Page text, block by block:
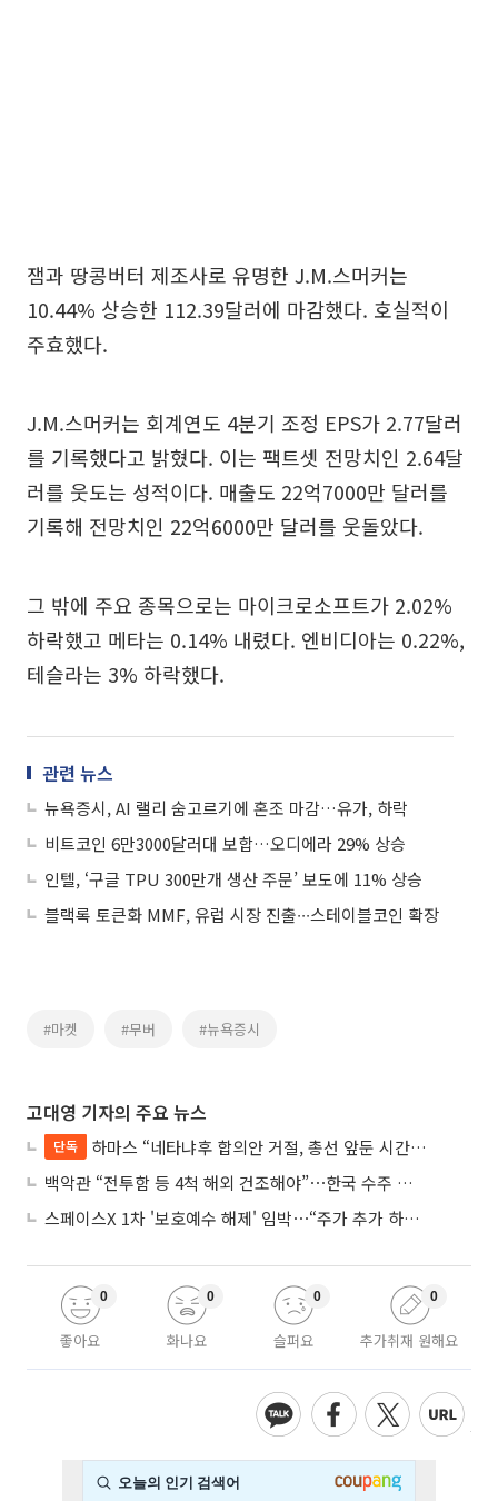
잼과 땅콩버터 제조사로 유명한 J.M.스머커는
10.44% 상승한 112.39달러에 마감했다. 호실적이
주효했다.
J.M.스머커는 회계연도 4분기 조정 EPS가 2.77달러
를 기록했다고 밝혔다. 이는 팩트셋 전망치인 2.64달
러를 웃도는 성적이다. 매출도 22억7000만 달러를
기록해 전망치인 22억6000만 달러를 웃돌았다.
그 밖에 주요 종목으로는 마이크로소프트가 2.02%
하락했고 메타는 0.14% 내렸다. 엔비디아는 0.22%,
테슬라는 3% 하락했다.
관련 뉴스
뉴욕증시, AI 랠리 숨고르기에 혼조 마감…유가, 하락
비트코인 6만3000달러대 보합…오디에라 29% 상승
인텔, ‘구글 TPU 300만개 생산 주문’ 보도에 11% 상승
블랙록 토큰화 MMF, 유럽 시장 진출∙∙∙스테이블코인 확장
#마켓 #무버 #뉴욕증시
고대영 기자의 주요 뉴스
단독
하마스 “네타냐후 합의안 거절, 총선 앞둔 시간 끌기”
백악관 “전투함 등 4척 해외 건조해야”⋯한국 수주 기대
스페이스X 1차 '보호예수 해제' 임박⋯“주가 추가 하락 가능성”
좋아요
0
화나요
0
슬퍼요
0
추가취재 원해요
0